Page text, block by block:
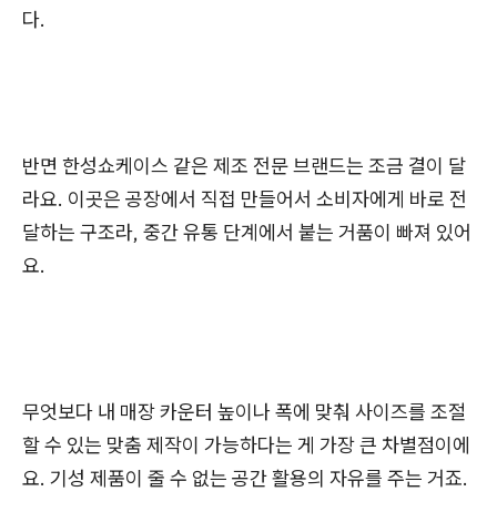
다.
반면 한성쇼케이스 같은 제조 전문 브랜드는 조금 결이 달
라요. 이곳은 공장에서 직접 만들어서 소비자에게 바로 전
달하는 구조라, 중간 유통 단계에서 붙는 거품이 빠져 있어
요.
무엇보다 내 매장 카운터 높이나 폭에 맞춰 사이즈를 조절
할 수 있는 맞춤 제작이 가능하다는 게 가장 큰 차별점이에
요. 기성 제품이 줄 수 없는 공간 활용의 자유를 주는 거죠.